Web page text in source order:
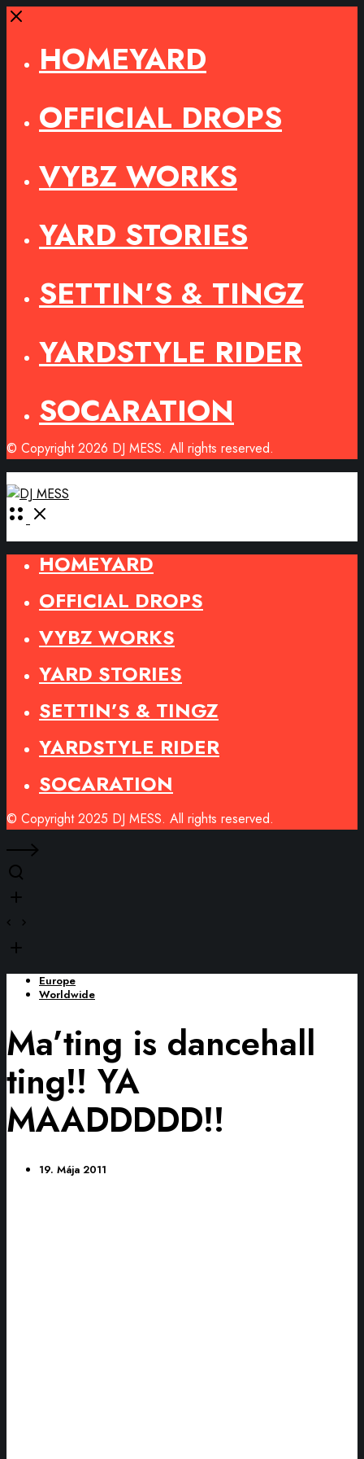
Close
HOMEYARD
OFFICIAL DROPS
VYBZ WORKS
YARD STORIES
SETTIN’S & TINGZ
YARDSTYLE RIDER
SOCARATION
© Copyright 2026 DJ MESS. All rights reserved.
Open
HOMEYARD
OFFICIAL DROPS
VYBZ WORKS
YARD STORIES
SETTIN’S & TINGZ
YARDSTYLE RIDER
SOCARATION
© Copyright 2025 DJ MESS. All rights reserved.
Europe
Worldwide
Ma’ting is dancehall
ting!! YA
MAADDDDD!!
19. Mája 2011